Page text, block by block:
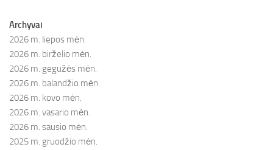
Archyvai
2026 m. liepos mėn.
2026 m. birželio mėn.
2026 m. gegužės mėn.
2026 m. balandžio mėn.
2026 m. kovo mėn.
2026 m. vasario mėn.
2026 m. sausio mėn.
2025 m. gruodžio mėn.